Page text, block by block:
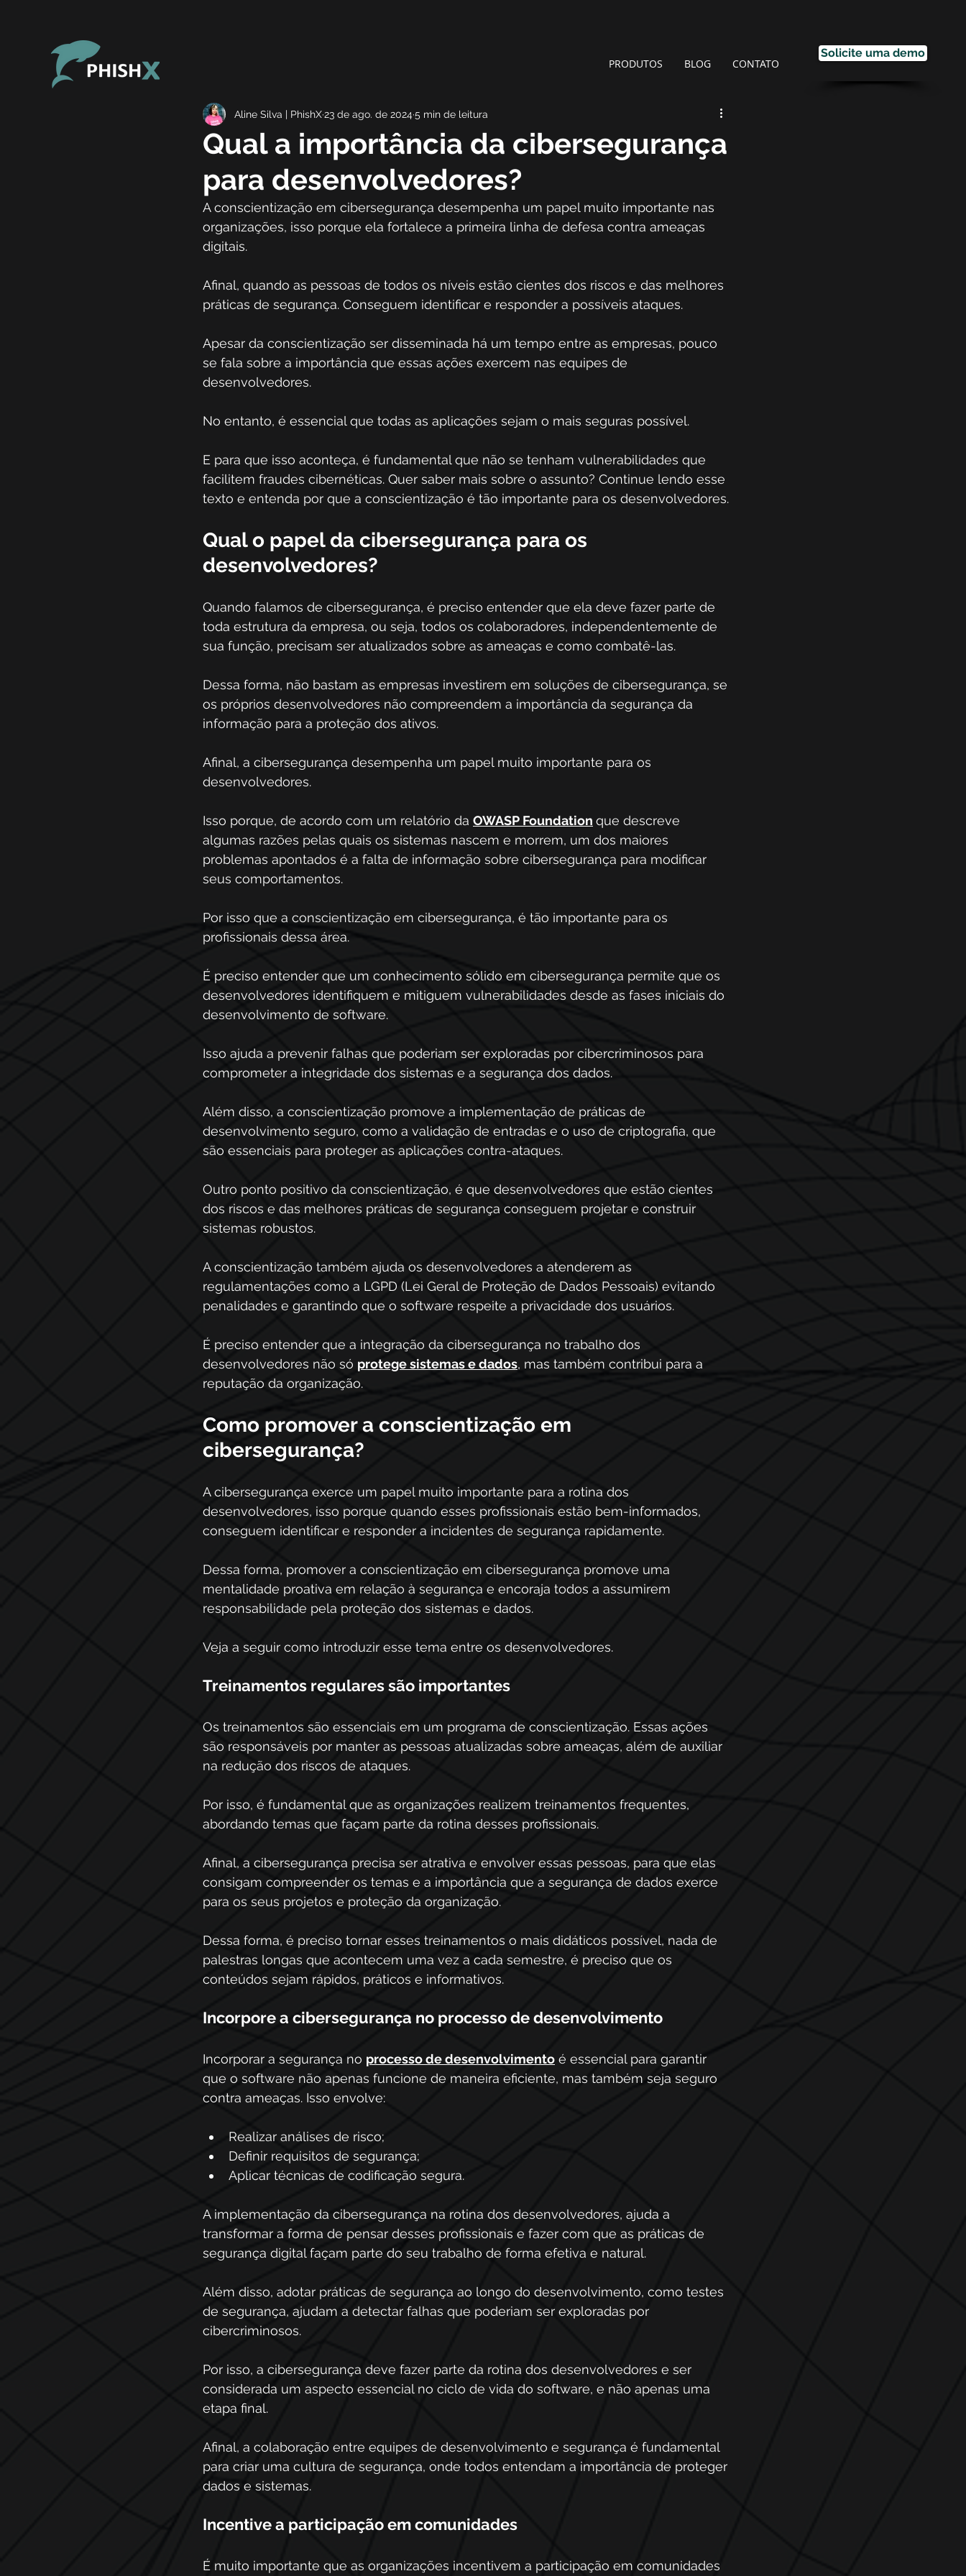
PRODUTOS BLOG CONTATO
Solicite uma demo
Qual a importância da cibersegurança
para desenvolvedores?
Aline Silva | PhishX23 de ago. de 2024 5 min de leitura
A conscientização em cibersegurança desempenha um papel muito importante nas
organizações, isso porque ela fortalece a primeira linha de defesa contra ameaças
digitais.
Afinal, quando as pessoas de todos os níveis estão cientes dos riscos e das melhores
práticas de segurança. Conseguem identificar e responder a possíveis ataques.
Apesar da conscientização ser disseminada há um tempo entre as empresas, pouco
se fala sobre a importância que essas ações exercem nas equipes de
desenvolvedores.
No entanto, é essencial que todas as aplicações sejam o mais seguras possível.
E para que isso aconteça, é fundamental que não se tenham vulnerabilidades que
facilitem fraudes cibernéticas. Quer saber mais sobre o assunto? Continue lendo esse
texto e entenda por que a conscientização é tão importante para os desenvolvedores.
Qual o papel da cibersegurança para os
desenvolvedores?
Quando falamos de cibersegurança, é preciso entender que ela deve fazer parte de
toda estrutura da empresa, ou seja, todos os colaboradores, independentemente de
sua função, precisam ser atualizados sobre as ameaças e como combatê-las.
Dessa forma, não bastam as empresas investirem em soluções de cibersegurança, se
os próprios desenvolvedores não compreendem a importância da segurança da
informação para a proteção dos ativos.
Afinal, a cibersegurança desempenha um papel muito importante para os
desenvolvedores.
Isso porque, de acordo com um relatório da OWASP Foundation que descreve
algumas razões pelas quais os sistemas nascem e morrem, um dos maiores
problemas apontados é a falta de informação sobre cibersegurança para modificar
seus comportamentos.
Por isso que a conscientização em cibersegurança, é tão importante para os
profissionais dessa área.
É preciso entender que um conhecimento sólido em cibersegurança permite que os
desenvolvedores identifiquem e mitiguem vulnerabilidades desde as fases iniciais do
desenvolvimento de software.
Isso ajuda a prevenir falhas que poderiam ser exploradas por cibercriminosos para
comprometer a integridade dos sistemas e a segurança dos dados.
Além disso, a conscientização promove a implementação de práticas de
desenvolvimento seguro, como a validação de entradas e o uso de criptografia, que
são essenciais para proteger as aplicações contra-ataques.
Outro ponto positivo da conscientização, é que desenvolvedores que estão cientes
dos riscos e das melhores práticas de segurança conseguem projetar e construir
sistemas robustos.
A conscientização também ajuda os desenvolvedores a atenderem as
regulamentações como a LGPD (Lei Geral de Proteção de Dados Pessoais) evitando
penalidades e garantindo que o software respeite a privacidade dos usuários.
É preciso entender que a integração da cibersegurança no trabalho dos
desenvolvedores não só protege sistemas e dados, mas também contribui para a
reputação da organização.
Como promover a conscientização em
cibersegurança?
A cibersegurança exerce um papel muito importante para a rotina dos
desenvolvedores, isso porque quando esses profissionais estão bem-informados,
conseguem identificar e responder a incidentes de segurança rapidamente.
Dessa forma, promover a conscientização em cibersegurança promove uma
mentalidade proativa em relação à segurança e encoraja todos a assumirem
responsabilidade pela proteção dos sistemas e dados.
Veja a seguir como introduzir esse tema entre os desenvolvedores.
Treinamentos regulares são importantes
Os treinamentos são essenciais em um programa de conscientização. Essas ações
são responsáveis por manter as pessoas atualizadas sobre ameaças, além de auxiliar
na redução dos riscos de ataques.
Por isso, é fundamental que as organizações realizem treinamentos frequentes,
abordando temas que façam parte da rotina desses profissionais.
Afinal, a cibersegurança precisa ser atrativa e envolver essas pessoas, para que elas
consigam compreender os temas e a importância que a segurança de dados exerce
para os seus projetos e proteção da organização.
Dessa forma, é preciso tornar esses treinamentos o mais didáticos possível, nada de
palestras longas que acontecem uma vez a cada semestre, é preciso que os
conteúdos sejam rápidos, práticos e informativos.
Incorpore a cibersegurança no processo de desenvolvimento
Incorporar a segurança no processo de desenvolvimento é essencial para garantir
que o software não apenas funcione de maneira eficiente, mas também seja seguro
contra ameaças. Isso envolve:
Realizar análises de risco;
Definir requisitos de segurança;
Aplicar técnicas de codificação segura.
A implementação da cibersegurança na rotina dos desenvolvedores, ajuda a
transformar a forma de pensar desses profissionais e fazer com que as práticas de
segurança digital façam parte do seu trabalho de forma efetiva e natural.
Além disso, adotar práticas de segurança ao longo do desenvolvimento, como testes
de segurança, ajudam a detectar falhas que poderiam ser exploradas por
cibercriminosos.
Por isso, a cibersegurança deve fazer parte da rotina dos desenvolvedores e ser
considerada um aspecto essencial no ciclo de vida do software, e não apenas uma
etapa final.
Afinal, a colaboração entre equipes de desenvolvimento e segurança é fundamental
para criar uma cultura de segurança, onde todos entendam a importância de proteger
dados e sistemas.
Incentive a participação em comunidades
É muito importante que as organizações incentivem a participação em comunidades